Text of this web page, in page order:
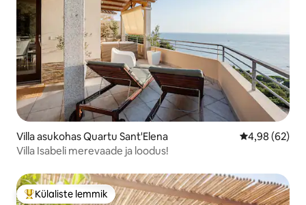
Villa asukohas Quartu Sant'Elena Keskmine
4,98 (62)
Villa Isabeli merevaade ja loodus!
Külaliste suur lemmik
Külaliste lemmik